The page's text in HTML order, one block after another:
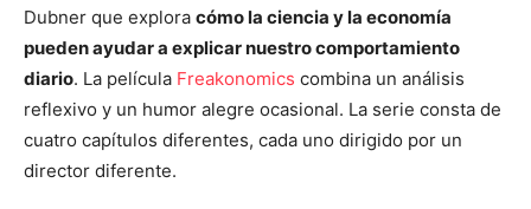
Dubner que explora cómo la ciencia y la economía
pueden ayudar a explicar nuestro comportamiento
diario. La película Freakonomics combina un análisis
reflexivo y un humor alegre ocasional. La serie consta de
cuatro capítulos diferentes, cada uno dirigido por un
director diferente.